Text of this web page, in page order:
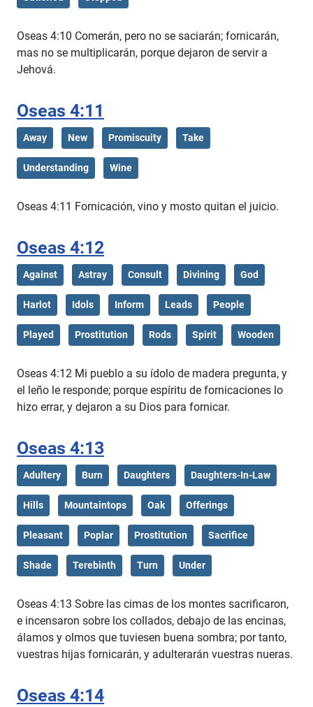
Oseas 4:10 Comerán, pero no se saciarán; fornicarán,
mas no se multiplicarán, porque dejaron de servir a
Jehová.
Oseas 4:11
Away New Promiscuity Take
Understanding Wine
Oseas 4:11 Fornicación, vino y mosto quitan el juicio.
Oseas 4:12
Against Astray Consult Divining God
Harlot Idols Inform Leads People
Played Prostitution Rods Spirit Wooden
Oseas 4:12 Mi pueblo a su ídolo de madera pregunta, y
el leño le responde; porque espíritu de fornicaciones lo
hizo errar, y dejaron a su Dios para fornicar.
Oseas 4:13
Adultery Burn Daughters Daughters-In-Law
Hills Mountaintops Oak Offerings
Pleasant Poplar Prostitution Sacrifice
Shade Terebinth Turn Under
Oseas 4:13 Sobre las cimas de los montes sacrificaron,
e incensaron sobre los collados, debajo de las encinas,
álamos y olmos que tuviesen buena sombra; por tanto,
vuestras hijas fornicarán, y adulterarán vuestras nueras.
Oseas 4:14